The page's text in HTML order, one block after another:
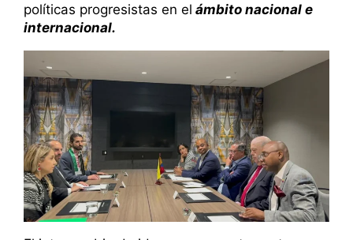
políticas progresistas en el ámbito nacional e
internacional.